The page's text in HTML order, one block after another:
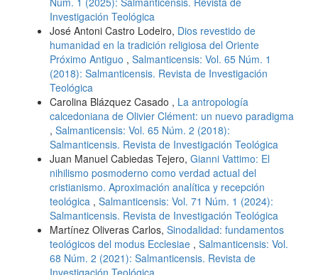
Investigación Teológica
José Antoni Castro Lodeiro, Dios revestido de
humanidad en la tradición religiosa del Oriente
Próximo Antiguo , Salmanticensis: Vol. 65 Núm. 1
(2018): Salmanticensis. Revista de Investigación
Teológica
Carolina Blázquez Casado , La antropología
calcedoniana de Olivier Clément: un nuevo paradigma
, Salmanticensis: Vol. 65 Núm. 2 (2018):
Salmanticensis. Revista de Investigación Teológica
Juan Manuel Cabiedas Tejero, Gianni Vattimo: El
nihilismo posmoderno como verdad actual del
cristianismo. Aproximación analítica y recepción
teológica , Salmanticensis: Vol. 71 Núm. 1 (2024):
Salmanticensis. Revista de Investigación Teológica
Martínez Oliveras Carlos, Sinodalidad: fundamentos
teológicos del modus Ecclesiae , Salmanticensis: Vol.
68 Núm. 2 (2021): Salmanticensis. Revista de
Investigación Teológica